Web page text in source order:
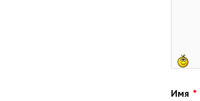
Имя *